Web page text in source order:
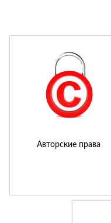
Авторские права